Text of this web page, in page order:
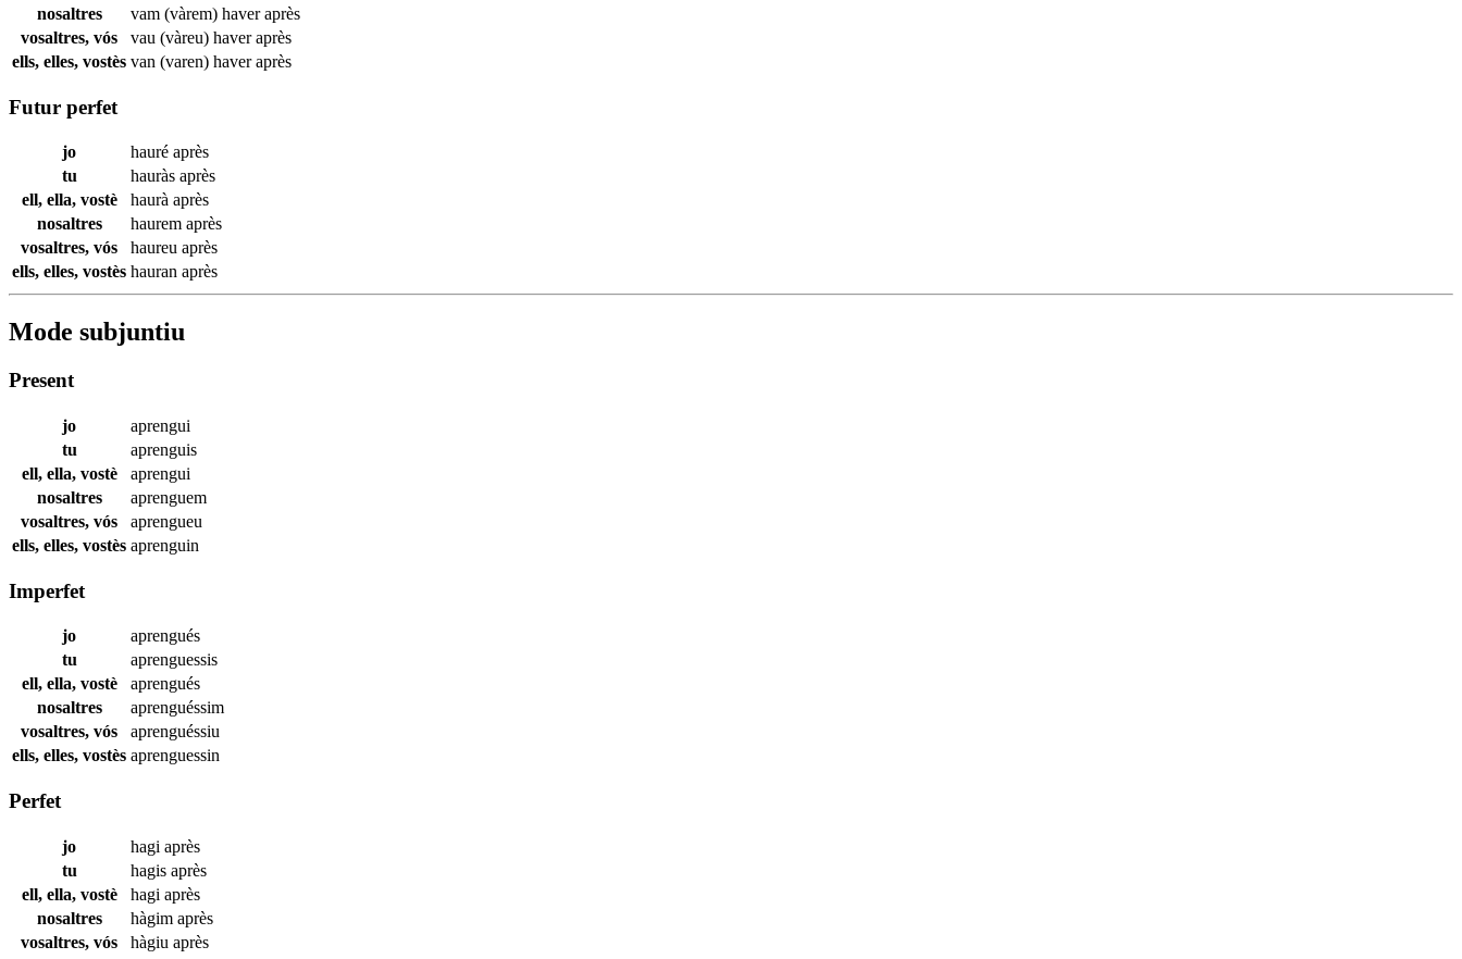
nosaltres
vam (vàrem) haveraprès
vosaltres, vós
vau (vàreu) haveraprès
ells, elles, vostès van (varen) haveraprès
Futur perfet
jo hauré après
tu
hauràs après
ell, ella, vostè
haurà après
nosaltres
haurem après
vosaltres, vós
haureu après
ells, elles, vostès hauran après
Mode subjuntiu
Present
jo
aprengui
tu
aprenguis
ell, ella, vostè
aprengui
nosaltres
aprenguem
vosaltres, vós
aprengueu
ells, elles, vostès aprenguin
Imperfet
jo
aprengués
tu
aprenguessis
ell, ella, vostè
aprengués
nosaltres
aprenguéssim
vosaltres, vós
aprenguéssiu
ells, elles, vostès aprenguessin
Perfet
jo hagi après
tu
hagis après
ell, ella, vostè
hagi après
nosaltres
hàgim après
vosaltres, vós
hàgiu après